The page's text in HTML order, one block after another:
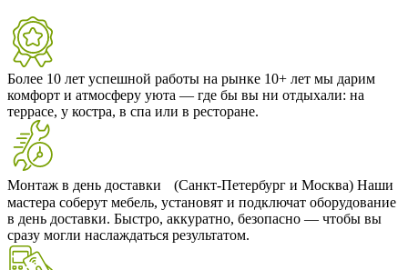
Более 10 лет успешной работы на рынке 10+ лет мы дарим
комфорт и атмосферу уюта — где бы вы ни отдыхали: на
террасе, у костра, в спа или в ресторане.
Монтаж в день доставки (Санкт-Петербург и Москва) Наши
мастера соберут мебель, установят и подключат оборудование
в день доставки. Быстро, аккуратно, безопасно — чтобы вы
сразу могли наслаждаться результатом.